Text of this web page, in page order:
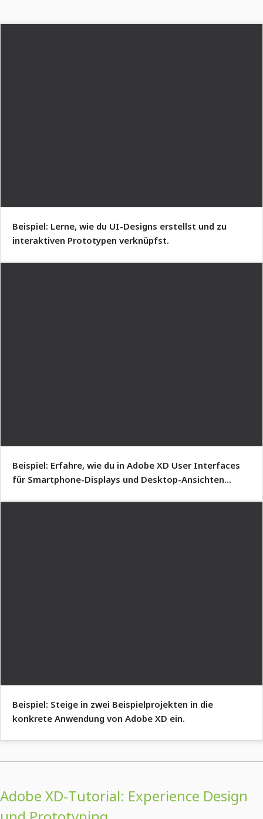
Beispiel: Lerne, wie du UI-Designs erstellst und zu
interaktiven Prototypen verknüpfst.
Beispiel: Erfahre, wie du in Adobe XD User Interfaces
für Smartphone-Displays und Desktop-Ansichten
Beispiel: Steige in zwei Beispielprojekten in die
konkrete Anwendung von Adobe XD ein.
Adobe XD-Tutorial: Experience Design